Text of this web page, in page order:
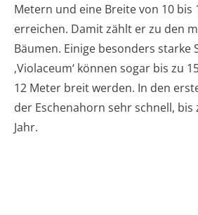
Metern und eine Breite von 10 bis
erreichen. Damit zählt er zu den
Bäumen. Einige besonders starke
‚Violaceum‘ können sogar bis zu
12 Meter breit werden. In den
der Eschenahorn sehr schnell,
Jahr.